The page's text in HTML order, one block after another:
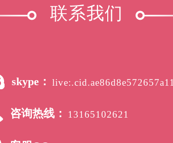
联系我们
skype： live:.cid.ae86d8e572657a11
咨询热线： 13165102621